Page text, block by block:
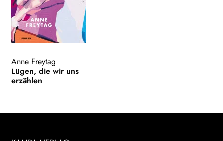
Anne Freytag
Lügen, die wir uns
erzählen